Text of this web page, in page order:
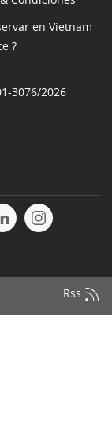
en Vietnam
?
3076/2026
Rss